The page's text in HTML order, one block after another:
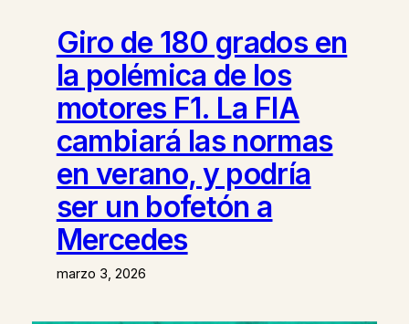
Giro de 180 grados en
la polémica de los
motores F1. La FIA
cambiará las normas
en verano, y podría
ser un bofetón a
Mercedes
marzo 3, 2026